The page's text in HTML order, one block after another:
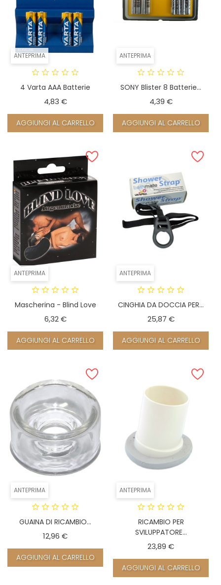
ANTEPRIMA
4 Varta AAA Batterie
4,83 €Prezzo
AGGIUNGI AL CARRELLO
ANTEPRIMA
SONY Blister 8 Batterie...
4,39 €Prezzo
AGGIUNGI AL CARRELLO
ANTEPRIMA
Mascherina - Blind Love
6,32 €Prezzo
AGGIUNGI AL CARRELLO
ANTEPRIMA
CINGHIA DA DOCCIA PER...
25,87 €Prezzo
AGGIUNGI AL CARRELLO
ANTEPRIMA
GUAINA DI RICAMBIO...
12,96 €Prezzo
AGGIUNGI AL CARRELLO
ANTEPRIMA
RICAMBIO PER
SVILUPPATORE...
23,89 €Prezzo
AGGIUNGI AL CARRELLO